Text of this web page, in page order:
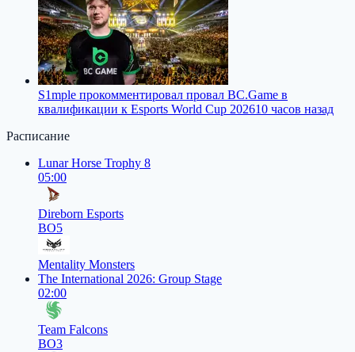
S1mple прокомментировал провал BC.Game в
квалификации к Esports World Cup 202610 часов назад
Расписание
Lunar Horse Trophy 8
05:00
Direborn Esports
BO5
Mentality Monsters
The International 2026: Group Stage
02:00
Team Falcons
BO3